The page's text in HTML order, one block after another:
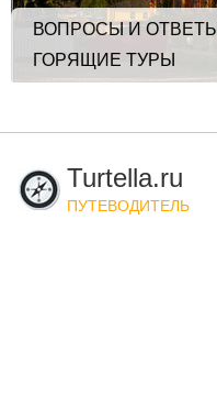
ВОПРОСЫ И ОТВЕТЫ
ГОРЯЩИЕ ТУРЫ
Turtella.ru
ПУТЕВОДИТЕЛЬ